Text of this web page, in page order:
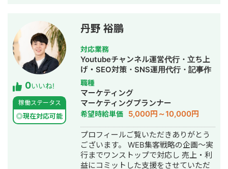
力している。
まで、20社超、約90店舗の支援実績が
あります。 販促全体の戦略設計におい
ては、SEO、広告戦略、媒体戦略、
SNS運用、オウンドメディア運用、各
指数分析、改善提案まで対応可能で
す。 ・そもそも何をやって集客してい
けば良いかわからない ・幅広い媒体・
業界に理解のある人にお願いしたい ・
手間を減らしたいからWeb業務は一つ
の会社にまるっとお願いしたい このよ
うにお考えの方は、ぜひ一度ご相談く
ださい。 貴社・サービスのWeb施策に
関して客観的な目線を踏まえつつ、ご
要望に合わせて提案させていただきま
す。 「クライアント様の売上に直結す
0いいね!
稼働ステータス
◎現在対応可能
丹野 裕鵬
対応業務
Youtubeチャンネル運営代行・立ち上
げ・SEO対策・SNS運用代行・記事作
成代行・ライティング・ホームページ
制作・作成・バナー制作・デザイン・
リスティング広告運用代行・オウンド
メディア制作・構築・運用代行・動画
制作・動画編集
職種
マーケティング
マーケティングプランナー
希望時給単価 5,000円～10,000円
プロフィールご覧いただきありがとう
ございます。 WEB集客戦略の企画〜実
行までワンストップで対応し 売上・利
益にコミットした支援をさせていただ